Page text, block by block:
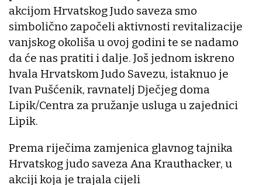
akcijom Hrvatskog Judo saveza smo
simbolično započeli aktivnosti revitalizacije
vanjskog okoliša u ovoj godini te se nadamo
da će nas pratiti i dalje. Još jednom iskreno
hvala Hrvatskom Judo Savezu, istaknuo je
Ivan Pušćenik, ravnatelj Dječjeg doma
Lipik/Centra za pružanje usluga u zajednici
Lipik.
Prema riječima zamjenica glavnog tajnika
Hrvatskog judo saveza Ana Krauthacker, u
akciji koja je trajala cijeli